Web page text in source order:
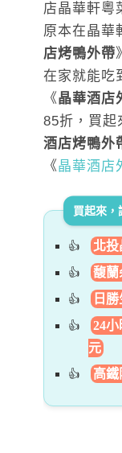
店晶華軒粵
原本在晶華
店烤鴨外帶
在家就能吃
《晶華酒店
85折，買起
酒店烤鴨外
《晶華酒店
買起來，
北投
馥蘭
日
24
元
高鐵